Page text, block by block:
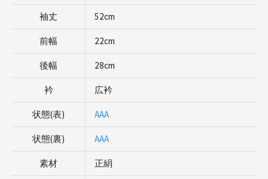
袖丈 52cm
前幅 22cm
後幅 28cm
衿 広衿
状態(表) AAA
状態(裏) AAA
素材 正絹